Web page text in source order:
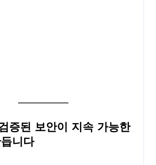
증된 보안이 지속 가능한
니다